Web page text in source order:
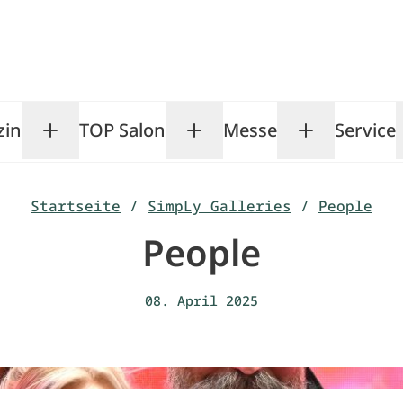
Toggle Magazin submenu
TOP Salon Toggle TOP Salon
Messe ToggleService
Startseite / SimpLy Galleries / People
People
08. April 2025